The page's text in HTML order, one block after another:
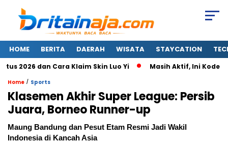
HOME BERITA DAERAH WISATA STAYCATION
dan Cara Klaim Skin Luo Yi Masih Aktif, Ini Kode
Home / Sports
Klasemen Akhir Super League: Persib
Juara, Borneo Runner-up
Maung Bandung dan Pesut Etam Resmi Jadi Wakil
Indonesia di Kancah Asia